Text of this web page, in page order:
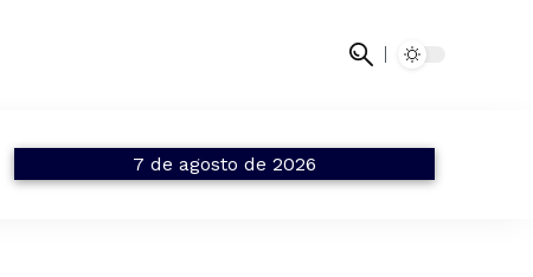
7 de agosto de 2026